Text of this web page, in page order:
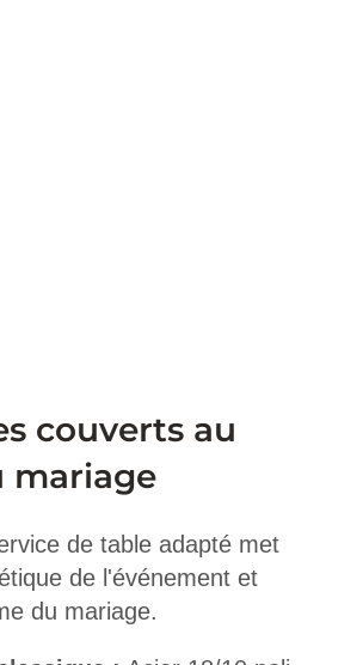
couverts au
mariage
de table adapté met
de l'événement et
du mariage.